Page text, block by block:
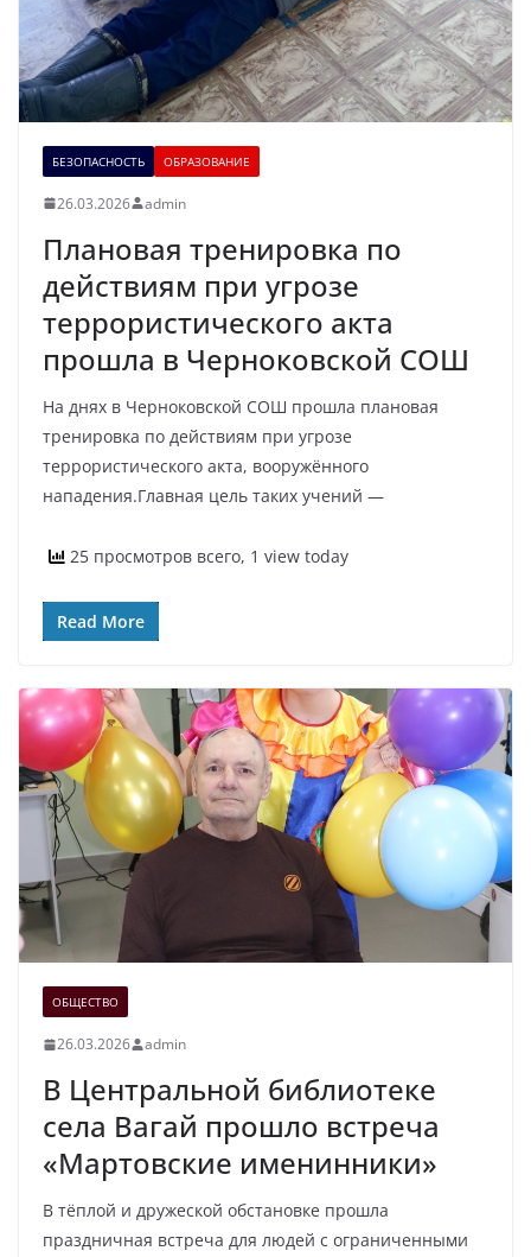
БЕЗОПАСНОСТЬ ОБРАЗОВАНИЕ
26.03.2026 admin
Плановая тренировка по
действиям при угрозе
террористического акта
прошла в Черноковской СОШ
На днях в Черноковской СОШ прошла плановая
тренировка по действиям при угрозе
террористического акта, вооружённого
нападения.Главная цель таких учений —
25 просмотров всего, 1 view today
Read More
ОБЩЕСТВО
26.03.2026 admin
В Центральной библиотеке
села Вагай прошло встреча
«Мартовские именинники»
В тёплой и дружеской обстановке прошла
праздничная встреча для людей с ограниченными